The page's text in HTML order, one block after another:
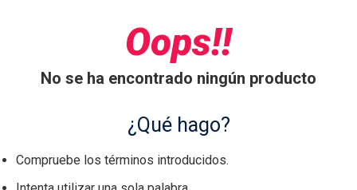
Oops!!
No se ha encontrado ningún producto
¿Qué hago?
Compruebe los términos introducidos.